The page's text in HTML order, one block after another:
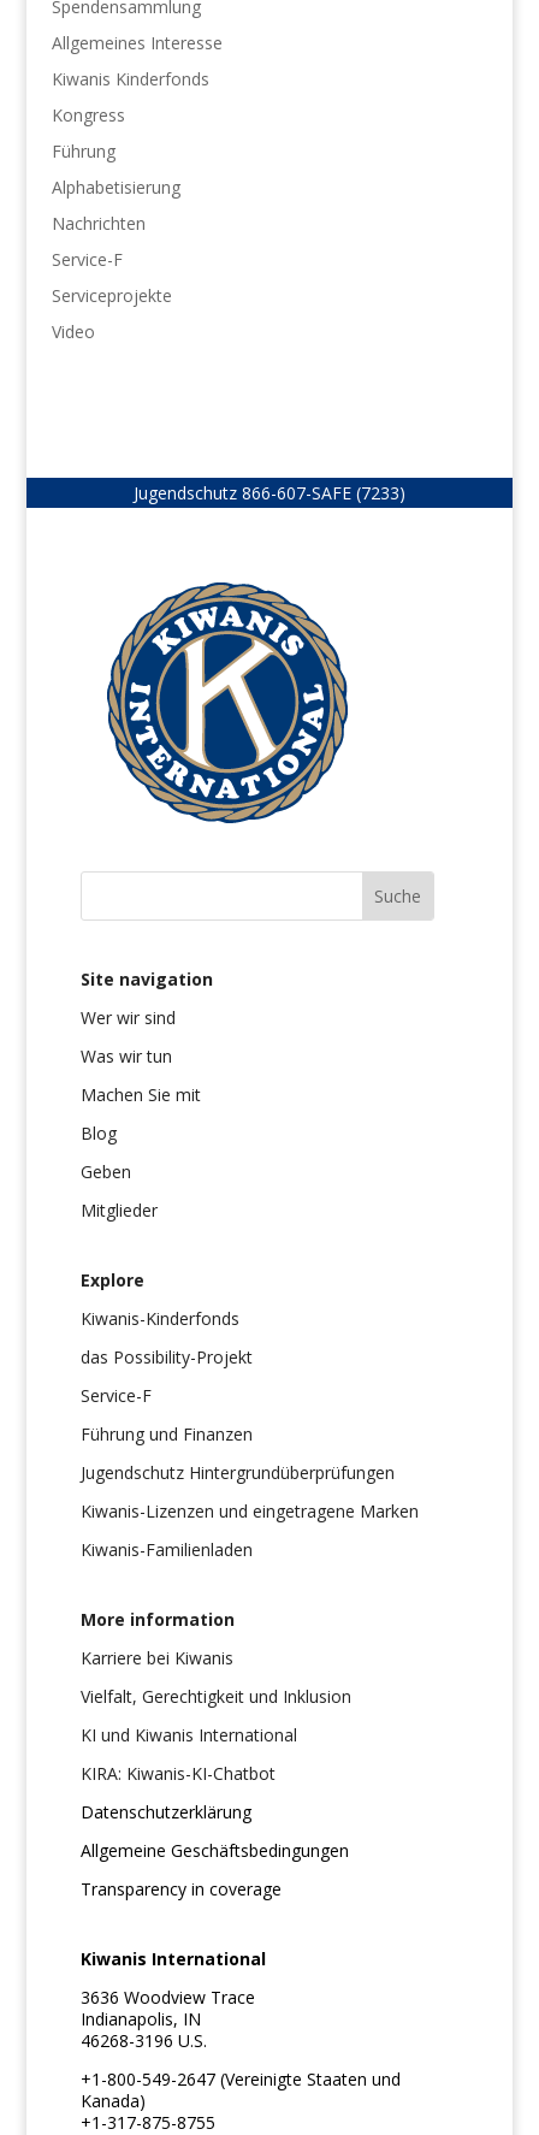
Spendensammlung
Allgemeines Interesse
Kiwanis Kinderfonds
Kongress
Führung
Alphabetisierung
Nachrichten
Service-F
Serviceprojekte
Video
Jugendschutz 866-607-SAFE (7233)
Site navigation
Wer wir sind
Was wir tun
Machen Sie mit
Blog
Geben
Mitglieder
Explore
Kiwanis-Kinderfonds
das Possibility-Projekt
Service-F
Führung und Finanzen
Jugendschutz Hintergrundüberprüfungen
Kiwanis-Lizenzen und eingetragene Marken
Kiwanis-Familienladen
More information
Karriere bei Kiwanis
Vielfalt, Gerechtigkeit und Inklusion
KI und Kiwanis International
KIRA: Kiwanis-KI-Chatbot
Datenschutzerklärung
Allgemeine Geschäftsbedingungen
Transparency in coverage
Kiwanis International
3636 Woodview Trace
Indianapolis, IN
46268-3196 U.S.
+1-800-549-2647 (Vereinigte Staaten und
Kanada)
+1-317-875-8755